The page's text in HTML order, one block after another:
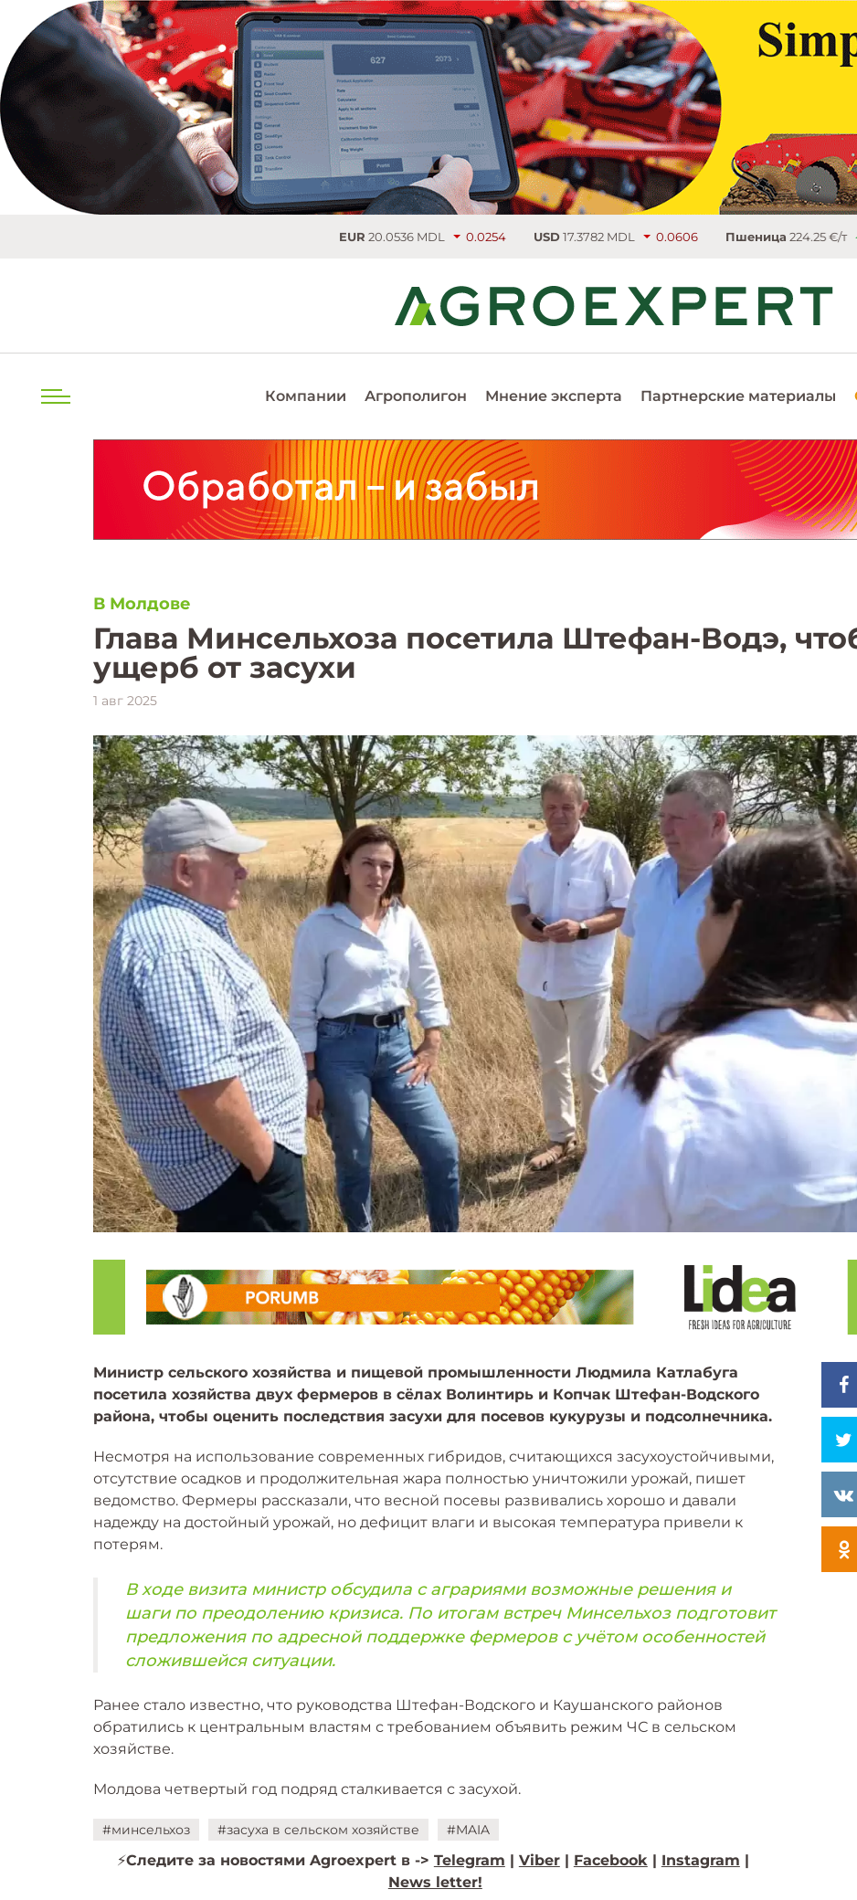
20.0536 MDL 0.0254 USD17.3782 MDL 0.0606 Пшеница 224.25 €/т 3.75
Компании Агрополигон Мнение эксперта Партнерские материалы
В Молдове
Глава Минсельхоза посетила Штефан-Водэ,
ущерб от засухи
1 авг 2025
Министр сельского хозяйства и пищевой промышленности Людмила Катлабуга
посетила хозяйства двух фермеров в сёлах Волинтирь и Копчак Штефан-Водского
района, чтобы оценить последствия засухи для посевов кукурузы и подсолнечника.
Несмотря на использование современных гибридов, считающихся засухоустойчивыми,
отсутствие осадков и продолжительная жара полностью уничтожили урожай, пишет
ведомство. Фермеры рассказали, что весной посевы развивались хорошо и давали
надежду на достойный урожай, но дефицит влаги и высокая температура привели к
потерям.
В ходе визита министр обсудила с аграриями возможные решения и
шаги по преодолению кризиса. По итогам встреч Минсельхоз подготовит
предложения по адресной поддержке фермеров с учётом особенностей
сложившейся ситуации.
Ранее стало известно, что руководства Штефан-Водского и Каушанского районов
обратились к центральным властям с требованием объявить режим ЧС в сельском
хозяйстве.
Молдова четвертый год подряд сталкивается с засухой.
#минсельхоз #засуха в сельском хозяйстве #MAIA
⚡️Следите за новостями Agroexpert в -> Telegram | Viber| Facebook | Instagram |
News letter!